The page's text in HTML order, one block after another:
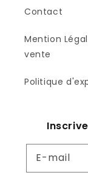
Contact
Mention
vente
Politique
E-mail